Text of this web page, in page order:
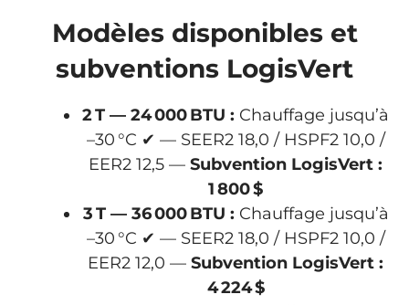
Modèles disponibles et
subventions LogisVert
2 T — 24 000 BTU : Chauffage jusqu’à
–30 °C ✔ — SEER2 18,0 / HSPF2 10,0 /
EER2 12,5 — Subvention LogisVert :
1 800 $
3 T — 36 000 BTU : Chauffage jusqu’à
–30 °C ✔ — SEER2 18,0 / HSPF2 10,0 /
EER2 12,0 — Subvention LogisVert :
4 224 $